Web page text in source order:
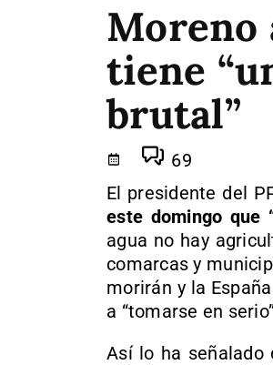
Moreno
tiene
brutal”
69
El presidente del
este domingo que
agua no hay
comarcas y
morirán y la
a “tomarse en
Así lo ha señalado